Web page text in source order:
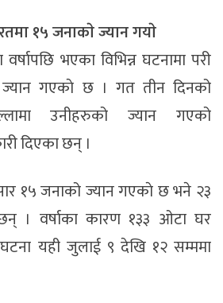
१५ जनाकाे ज्यान गयाे
भएका विभिन्न घटनामा परी
गएकाे छ । गत तीन दिनको
उनीहरुको ज्यान गएको
दिएका छन् ।
१५ जनाको ज्यान गएकाे छ भने २३
। वर्षाका कारण १३३ ओटा घर
यही जुलाई ९ देखि १२ सम्ममा